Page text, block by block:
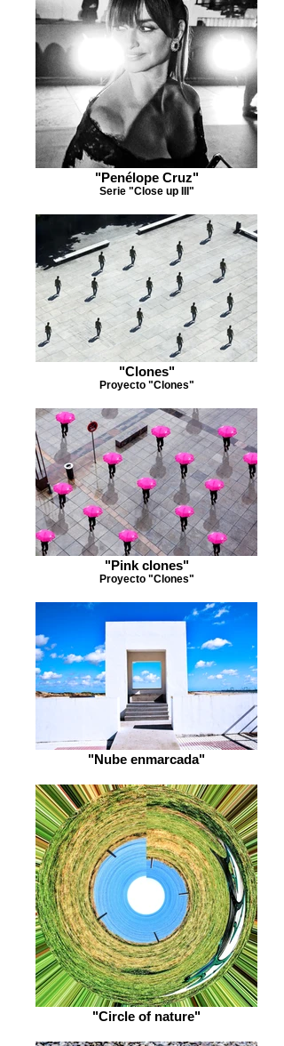
"Penélope Cruz"
Serie "Close up III"
"Clones"
Proyecto "Clones"
"Pink clones"
Proyecto "Clones"
"Nube enmarcada"
"Circle of nature"